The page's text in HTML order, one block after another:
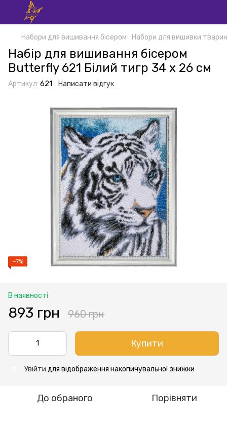
Набори для вишивання бісером Набори для вишивки
Набір для вишивання бісером
Butterfly 621 Білий тигр 34 х 26 см
Артикул: 621 Написати відгук
−7%
В наявності
893 грн 960 грн
Купити
Увійти для відображення накопичувальної знижки
До обраного Порівняти